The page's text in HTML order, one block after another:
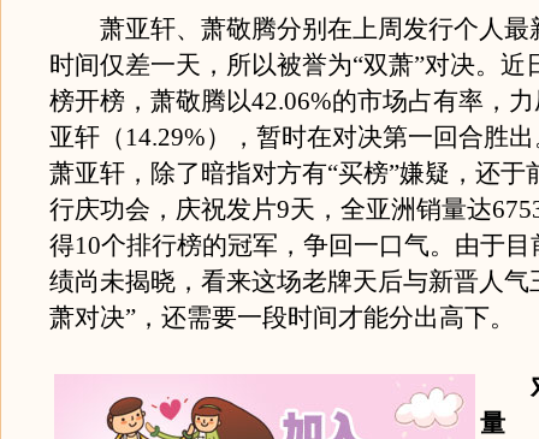
萧亚轩、萧敬腾分别在上周发行个人最
时间仅差一天，所以被誉为“双萧”对决。近
榜开榜，萧敬腾以42.06%的市场占有率，
亚轩（14.29%），暂时在对决第一回合胜
萧亚轩，除了暗指对方有“买榜”嫌疑，还于
行庆功会，庆祝发片9天，全亚洲销量达
得10个排行榜的冠军，争回一口气。由于
绩尚未揭晓，看来这场老牌天后与新晋人气
萧对决”，还需要一段时间才能分出高下。
对
量